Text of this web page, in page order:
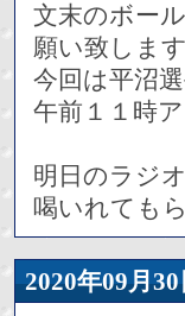
文末のボー
願い致しま
今回は平沼
午前１１時
明日のラジ
喝いれても
2020年09